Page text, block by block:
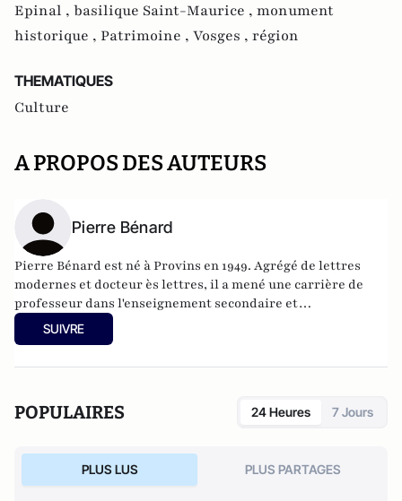
Epinal , basilique Saint-Maurice , monument
historique , Patrimoine , Vosges , région
THEMATIQUES
Culture
A PROPOS DES AUTEURS
Pierre Bénard
Pierre Bénard est né à Provins en 1949. Agrégé de lettres
modernes et docteur ès lettres, il a mené une carrière de
professeur dans l'enseignement secondaire et
l'enseignement supérieur tout en étant chroniqueur au
Figaro (rubrique du "Bon français").
SUIVRE
POPULAIRES 24 Heures 7 Jours
PLUS LUS PLUS PARTAGES